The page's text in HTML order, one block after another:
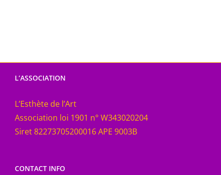
L’ASSOCIATION
L’Esthète de l’Art
Association loi 1901 n° W343020204
Siret 82273705200016 APE 9003B
CONTACT INFO